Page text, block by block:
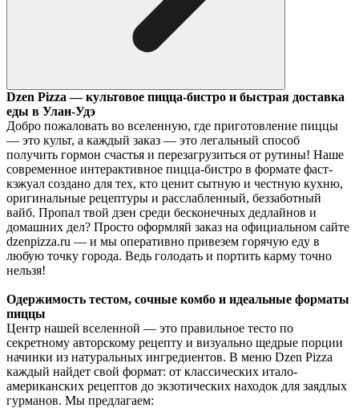
Dzen Pizza — культовое пицца-бистро и быстрая доставка
еды в Улан-Удэ
Добро пожаловать во вселенную, где приготовление пиццы
— это культ, а каждый заказ — это легальный способ
получить гормон счастья и перезагрузиться от рутины! Наше
современное интерактивное пицца-бистро в формате фаст-
кэжуал создано для тех, кто ценит сытную и честную кухню,
оригинальные рецептуры и расслабленный, беззаботный
вайб. Пропал твой дзен среди бесконечных дедлайнов и
домашних дел? Просто оформляй заказ на официальном сайте
dzenpizza.ru — и мы оперативно привезем горячую еду в
любую точку города. Ведь голодать и портить карму точно
нельзя!
Одержимость тестом, сочные комбо и идеальные форматы
пиццы
Центр нашей вселенной — это правильное тесто по
секретному авторскому рецепту и визуально щедрые порции
начинки из натуральных ингредиентов. В меню Dzen Pizza
каждый найдет свой формат: от классических итало-
американских рецептов до экзотических находок для заядлых
гурманов. Мы предлагаем: